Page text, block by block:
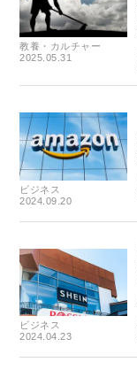
教養・カルチャー
2025.05.31
ビジネス
2024.09.20
ビジネス
2024.04.23